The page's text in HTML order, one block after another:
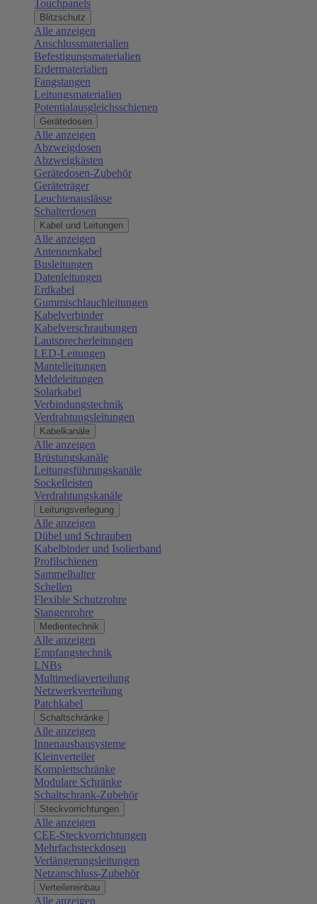
Touchpanels
Blitzschutz
Alle anzeigen
Anschlussmaterialien
Befestigungsmaterialien
Erdermaterialien
Fangstangen
Leitungsmaterialien
Potentialausgleichsschienen
Gerätedosen
Alle anzeigen
Abzweigdosen
Abzweigkästen
Gerätedosen-Zubehör
Geräteträger
Leuchtenauslässe
Schalterdosen
Kabel und Leitungen
Alle anzeigen
Antennenkabel
Busleitungen
Datenleitungen
Erdkabel
Gummischlauchleitungen
Kabelverbinder
Kabelverschraubungen
Lautsprecherleitungen
LED-Leitungen
Mantelleitungen
Meldeleitungen
Solarkabel
Verbindungstechnik
Verdrahtungsleitungen
Kabelkanäle
Alle anzeigen
Brüstungskanäle
Leitungsführungskanäle
Sockelleisten
Verdrahtungskanäle
Leitungsverlegung
Alle anzeigen
Dübel und Schrauben
Kabelbinder und Isolierband
Profilschienen
Sammelhalter
Schellen
Flexible Schutzrohre
Stangenrohre
Medientechnik
Alle anzeigen
Empfangstechnik
LNBs
Multimediaverteilung
Netzwerkverteilung
Patchkabel
Schaltschränke
Alle anzeigen
Innenausbausysteme
Kleinverteiler
Komplettschränke
Modulare Schränke
Schaltschrank-Zubehör
Steckvorrichtungen
Alle anzeigen
CEE-Steckvorrichtungen
Mehrfachsteckdosen
Verlängerungsleitungen
Netzanschluss-Zubehör
Verteilereinbau
Alle anzeigen